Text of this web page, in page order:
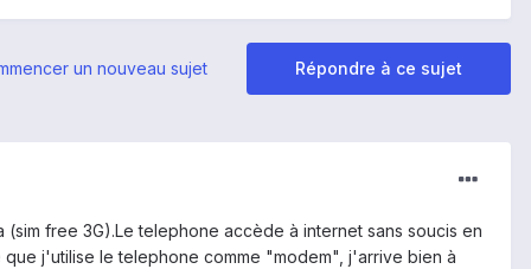
Répondre à ce sujet
un nouveau sujet
free 3G).Le telephone accède à internet sans soucis en
j'utilise le telephone comme "modem", j'arrive bien à